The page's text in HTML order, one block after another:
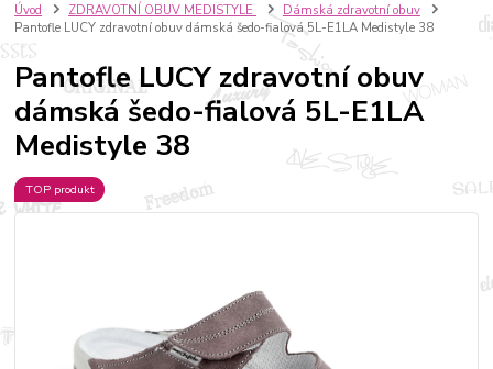
Úvod ZDRAVOTNÍ OBUV MEDISTYLE
Dámská zdravotní obuv
Pantofle LUCY zdravotní obuv dámská šedo-fialová 5L-E1LA Medistyle 38
Pantofle LUCY zdravotní obuv
dámská šedo-fialová 5L-E1LA
Medistyle 38
TOP produkt